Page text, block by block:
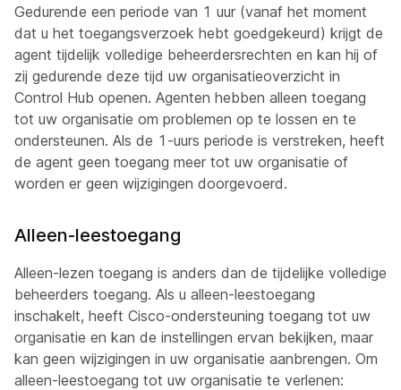
Gedurende een periode van 1 uur (vanaf het moment
dat u het toegangsverzoek hebt goedgekeurd) krijgt de
agent tijdelijk volledige beheerdersrechten en kan hij of
zij gedurende deze tijd uw organisatieoverzicht in
Control Hub openen. Agenten hebben alleen toegang
tot uw organisatie om problemen op te lossen en te
ondersteunen. Als de 1-uurs periode is verstreken, heeft
de agent geen toegang meer tot uw organisatie of
worden er geen wijzigingen doorgevoerd.
Alleen-leestoegang
Alleen-lezen toegang is anders dan de tijdelijke volledige
beheerders toegang. Als u alleen-leestoegang
inschakelt, heeft Cisco-ondersteuning toegang tot uw
organisatie en kan de instellingen ervan bekijken, maar
kan geen wijzigingen in uw organisatie aanbrengen. Om
alleen-leestoegang tot uw organisatie te verlenen: